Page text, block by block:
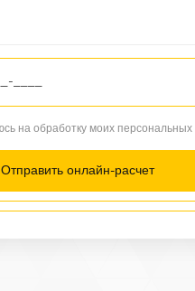
Другое
на обработку моих